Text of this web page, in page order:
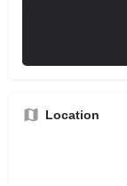
Location